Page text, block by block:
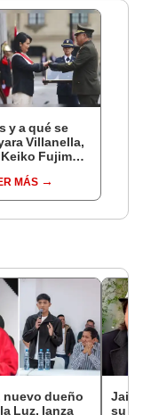
y a qué se
Villanella,
Fujimori
MÁS
nuevo dueño
Luz, lanza
su